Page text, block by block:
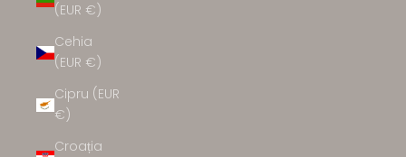
(EUR €)
Cehia
(EUR €)
Cipru (EUR
€)
Croația